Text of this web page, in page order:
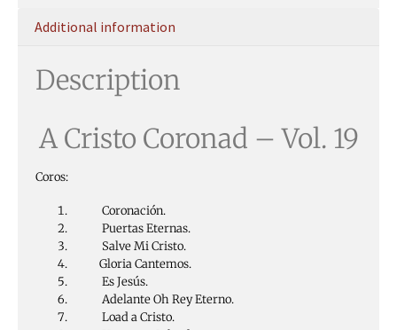
Additional information
Description
A Cristo Coronad –Vol. 19
Coros:
Coronación.
Puertas Eternas.
Salve Mi Cristo.
Gloria Cantemos.
Es Jesús.
Adelante Oh Rey Eterno.
Load a Cristo.